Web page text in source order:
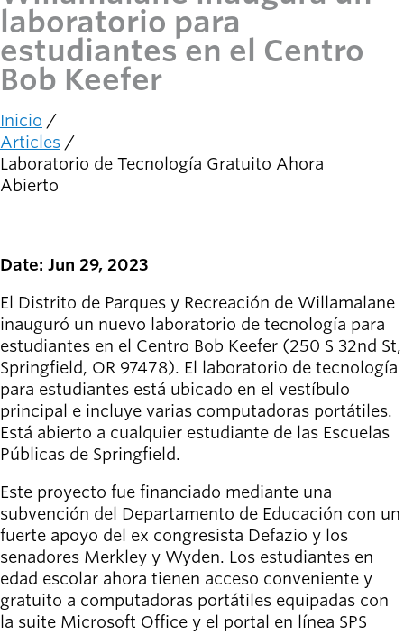
Explora las formas
de participar
newsmode
Últimas
noticias
Willamalane
account_circle Inicia sesión
en tu
cuenta.
help Contacta
con
Willamalane
Secondary
navigation
Board of
Directors
About the
district
Find a job
Exercise
classes
laboratorio para
estudiantes en el Centro
Bob Keefer
Ruta
de
navegación
Inicio
Articles
Laboratorio de Tecnología Gratuito Ahora
Abierto
Date: Jun 29, 2023
El Distrito de Parques y Recreación de Willamalane
inauguró un nuevo laboratorio de tecnología para
estudiantes en el Centro Bob Keefer (250 S 32nd St,
Springfield, OR 97478). El laboratorio de tecnología
para estudiantes está ubicado en el vestíbulo
principal e incluye varias computadoras portátiles.
Está abierto a cualquier estudiante de las Escuelas
Públicas de Springfield.
Este proyecto fue financiado mediante una
subvención del Departamento de Educación con un
fuerte apoyo del ex congresista Defazio y los
senadores Merkley y Wyden. Los estudiantes en
edad escolar ahora tienen acceso conveniente y
gratuito a computadoras portátiles equipadas con
la suite Microsoft Office y el portal en línea SPS